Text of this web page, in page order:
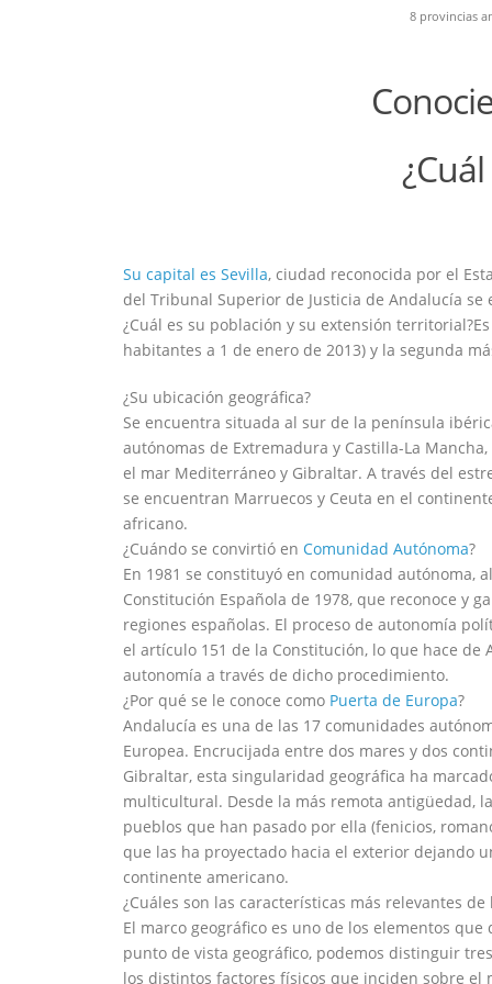
8 provincias
Su capital es Sevilla, ciudad reconocida por el
del Tribunal Superior de Justicia de Andalucía
¿Cuál es su población y su extensión
habitantes a 1 de enero de 2013) y la segunda
¿Su ubicación geográfica?
Se encuentra situada al sur de la península
autónomas de Extremadura y Castilla-La
el mar Mediterráneo y Gibraltar. A través del
se encuentran Marruecos y Ceuta en el
africano.
¿Cuándo se convirtió en Comunidad Autónoma?
En 1981 se constituyó en comunidad autónoma,
Constitución Española de 1978, que reconoce y
regiones españolas. El proceso de autonomía
el artículo 151 de la Constitución, lo que hace
autonomía a través de dicho procedimiento.
¿Por qué se le conoce como Puerta de Europa?
Andalucía es una de las 17 comunidades
Europea. Encrucijada entre dos mares y dos
Gibraltar, esta singularidad geográfica ha
multicultural. Desde la más remota antigüedad,
pueblos que han pasado por ella (fenicios,
que las ha proyectado hacia el exterior dejando
continente americano.
¿Cuáles son las características más relevantes
El marco geográfico es uno de los elementos
punto de vista geográfico, podemos distinguir
los distintos factores físicos que inciden sobre